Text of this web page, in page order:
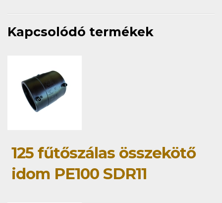
Kapcsolódó termékek
125 fűtőszálas összekötő
idom PE100 SDR11